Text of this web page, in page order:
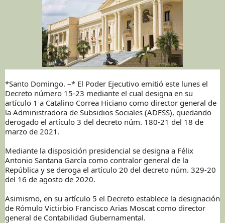
*Santo Domingo. –* El Poder Ejecutivo emitió este lunes el
Decreto número 15-23 mediante el cual designa en su
artículo 1 a Catalino Correa Hiciano como director general de
la Administradora de Subsidios Sociales (ADESS), quedando
derogado el artículo 3 del decreto núm. 180-21 del 18 de
marzo de 2021.
Mediante la disposición presidencial se designa a Félix
Antonio Santana García como contralor general de la
República y se deroga el artículo 20 del decreto núm. 329-20
del 16 de agosto de 2020.
Asimismo, en su artículo 5 el Decreto establece la designación
de Rómulo Victirbio Francisco Arias Moscat como director
general de Contabilidad Gubernamental.